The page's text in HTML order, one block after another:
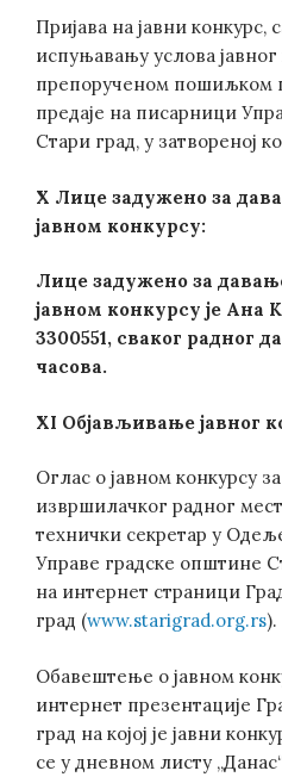
Пријава на јавни конкурс,
испуњавању услова
препорученом пошиљком
предаје на писарници
Стари град, у затвореној
X Лице задужено за
јавном конкурсу:
Лице задужено за
јавном конкурсу је Ана
3300551, сваког радног
часова.
XI Објављивање јавног
Оглас о јавном конкурсу
извршилачког радног
технички секретар у
Управе градске општине
на интернет страници
град (www.starigrad.org.rs).
Обавештење о јавном
интернет презентације
град на којој је јавни
се у дневном листу